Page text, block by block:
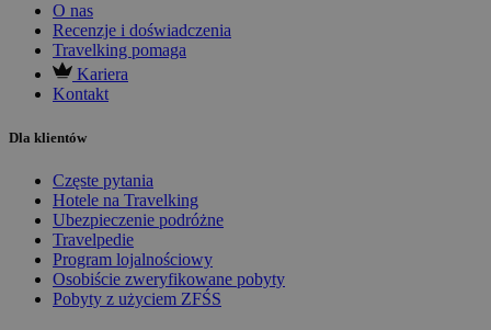
O nas
Recenzje i doświadczenia
Travelking pomaga
Kariera
Kontakt
Dla klientów
Częste pytania
Hotele na Travelking
Ubezpieczenie podróżne
Travelpedie
Program lojalnościowy
Osobiście zweryfikowane pobyty
Pobyty z użyciem ZFŚS